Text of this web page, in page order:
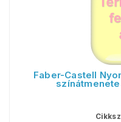
Faber-Castell